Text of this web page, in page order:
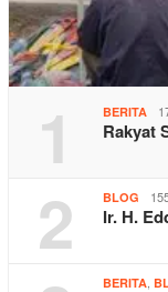
1 BERITA
Rakyat
2 BLOG
Ir. H.
BERITA